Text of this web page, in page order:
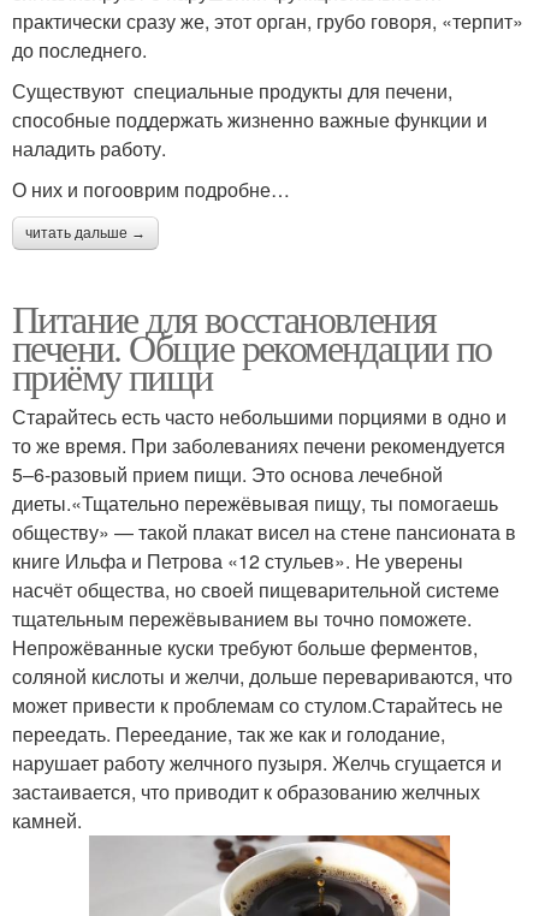
практически сразу же, этот орган, грубо говоря, «терпит»
до последнего.
Существуют специальные продукты для печени,
способные поддержать жизненно важные функции и
наладить работу.
О них и погооврим подробне…
читать дальше →
Питание для восстановления
печени. Общие рекомендации по
приёму пищи
Старайтесь есть часто небольшими порциями в одно и
то же время. При заболеваниях печени рекомендуется
5–6-разовый прием пищи. Это основа лечебной
диеты.«Тщательно пережёвывая пищу, ты помогаешь
обществу» — такой плакат висел на стене пансионата в
книге Ильфа и Петрова «12 стульев». Не уверены
насчёт общества, но своей пищеварительной системе
тщательным пережёвыванием вы точно поможете.
Непрожёванные куски требуют больше ферментов,
соляной кислоты и желчи, дольше перевариваются, что
может привести к проблемам со стулом.Старайтесь не
переедать. Переедание, так же как и голодание,
нарушает работу желчного пузыря. Желчь сгущается и
застаивается, что приводит к образованию желчных
камней.